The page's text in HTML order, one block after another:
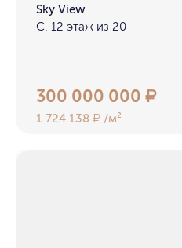
Sky View
С, 12 этаж из 20
300 000 000₽
1 724 138₽ /м²